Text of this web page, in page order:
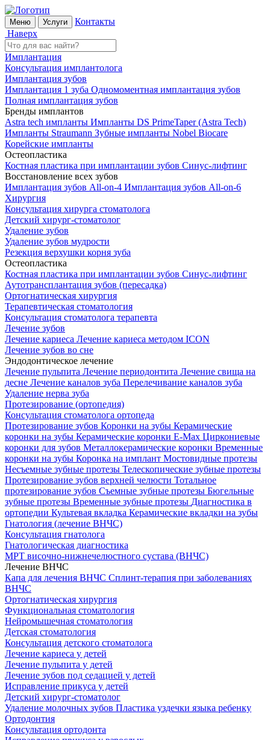
Меню Услуги
Контакты
Наверх
Имплантация
Консультация имплантолога
Имплантация зубов
Имплантация 1 зуба Одномоментная имплантация зубов
Полная имплантация зубов
Бренды имплантов
Astra tech импланты Импланты DS PrimeTaper (Astra Tech)
Импланты Straumann Зубные импланты Nobel Biocare
Корейские импланты
Остеопластика
Костная пластика при имплантации зубов Синус-лифтинг
Восстановление всех зубов
Имплантация зубов All-on-4 Имплантация зубов All-on-6
Хирургия
Консультация хирурга стоматолога
Детский хирург-стоматолог
Удаление зубов
Удаление зубов мудрости
Резекция верхушки корня зуба
Остеопластика
Костная пластика при имплантации зубов Синус-лифтинг
Аутотрансплантация зубов (пересадка)
Ортогнатическая хирургия
Терапевтическая стоматология
Консультация стоматолога терапевта
Лечение зубов
Лечение кариеса Лечение кариеса методом ICON
Лечение зубов во сне
Эндодонтическое лечение
Лечение пульпита Лечение периодонтита Лечение свища на
десне Лечение каналов зуба Перелечивание каналов зуба
Удаление нерва зуба
Протезирование (ортопедия)
Консультация стоматолога ортопеда
Протезирование зубов Коронки на зубы Керамические
коронки на зубы Керамические коронки E-Max Циркониевые
коронки для зубов Металлокерамические коронки Временные
коронки на зубы Коронка на имплант Мостовидные протезы
Несъемные зубные протезы Телескопические зубные протезы
Протезирование зубов верхней челюсти Тотальное
протезирование зубов Съемные зубные протезы Бюгельные
зубные протезы Временные зубные протезы Диагностика в
ортопедии Культевая вкладка Керамические вкладки на зубы
Гнатология (лечение ВНЧС)
Консультация гнатолога
Гнатологическая диагностика
МРТ височно-нижнечелюстного сустава (ВНЧС)
Лечение ВНЧС
Капа для лечения ВНЧС Сплинт-терапия при заболеваниях
ВНЧС
Ортогнатическая хирургия
Функциональная стоматология
Нейромышечная стоматология
Детская стоматология
Консультация детского стоматолога
Лечение кариеса у детей
Лечение пульпита у детей
Лечение зубов под седацией у детей
Исправление прикуса у детей
Детский хирург-стоматолог
Удаление молочных зубов Пластика уздечки языка ребенку
Ортодонтия
Консультация ортодонта